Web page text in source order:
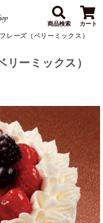
商品検索 カート
レーズ（ベリーミックス）
ーミックス）